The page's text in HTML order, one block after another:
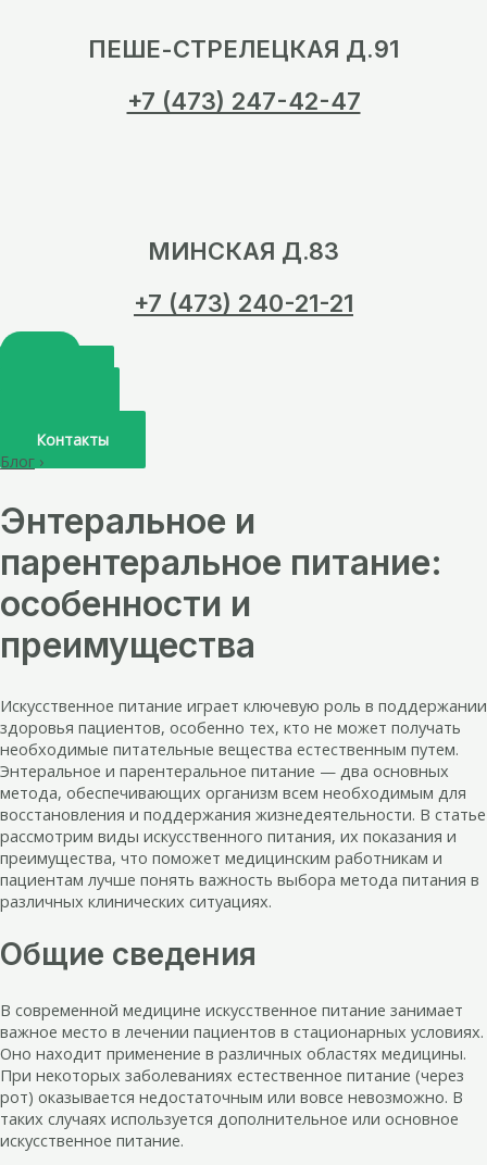
ПЕШЕ-СТРЕЛЕЦКАЯ Д.91
+7 (473) 247-42-47
МИНСКАЯ Д.83
+7 (473) 240-21-21
Контакты
Блог ›
Энтеральное и
парентеральное питание:
особенности и
преимущества
Искусственное питание играет ключевую роль в поддержании
здоровья пациентов, особенно тех, кто не может получать
необходимые питательные вещества естественным путем.
Энтеральное и парентеральное питание — два основных
метода, обеспечивающих организм всем необходимым для
восстановления и поддержания жизнедеятельности. В статье
рассмотрим виды искусственного питания, их показания и
преимущества, что поможет медицинским работникам и
пациентам лучше понять важность выбора метода питания в
различных клинических ситуациях.
Общие сведения
В современной медицине искусственное питание занимает
важное место в лечении пациентов в стационарных условиях.
Оно находит применение в различных областях медицины.
При некоторых заболеваниях естественное питание (через
рот) оказывается недостаточным или вовсе невозможно. В
таких случаях используется дополнительное или основное
искусственное питание.